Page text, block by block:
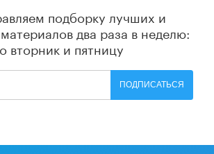
подборку лучших и
два раза в неделю:
вторник и пятницу
ПОДПИСАТЬСЯ